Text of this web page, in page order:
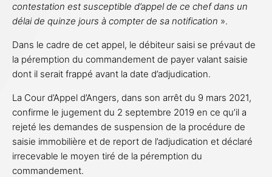
contestation est susceptible d’appel de ce chef dans un
délai de quinze jours à compter de sa notification ».
Dans le cadre de cet appel, le débiteur saisi se prévaut de
la péremption du commandement de payer valant saisie
dont il serait frappé avant la date d’adjudication.
La Cour d’Appel d’Angers, dans son arrêt du 9 mars 2021,
confirme le jugement du 2 septembre 2019 en ce qu’il a
rejeté les demandes de suspension de la procédure de
saisie immobilière et de report de l’adjudication et déclaré
irrecevable le moyen tiré de la péremption du
commandement.